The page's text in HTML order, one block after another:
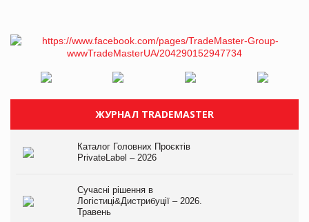
ЖУРНАЛ TRADEMASTER
Каталог Головних Проєктів
PrivateLabel – 2026
Сучасні рішення в
Логістиці&Дистрибуції – 2026.
Травень